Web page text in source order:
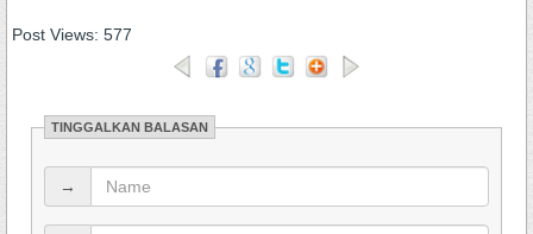
Post Views: 577
TINGGALKAN BALASAN
→